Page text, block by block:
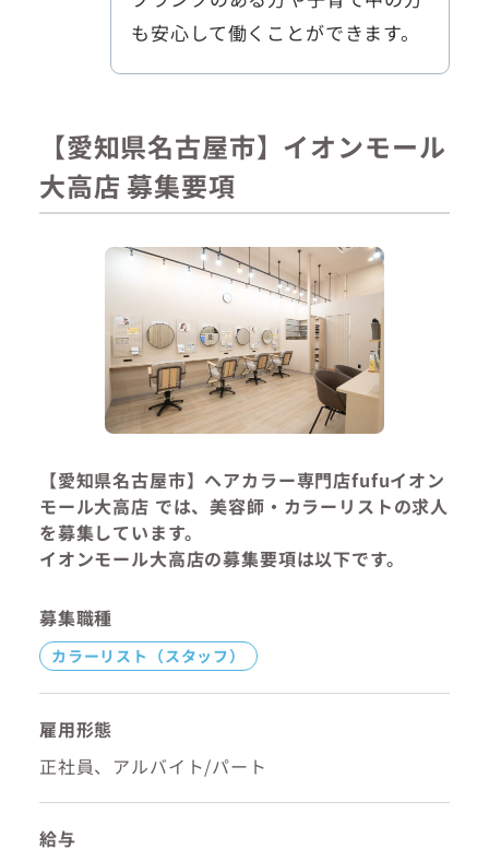
も安心して働くことができます。
【愛知県名古屋市】イオンモール
大高店 募集要項
【愛知県名古屋市】ヘアカラー専門店fufuイオン
モール大高店 では、美容師・カラーリストの求人
を募集しています。
イオンモール大高店の募集要項は以下です。
募集職種
カラーリスト（スタッフ）
雇用形態
正社員、アルバイト/パート
給与